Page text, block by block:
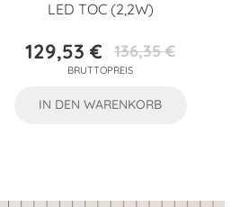
ED TOC (2,2W)
Preis
129,53 €Verkaufspreis
136,35 €
BRUTTOPREIS
IN DEN WARENKORB